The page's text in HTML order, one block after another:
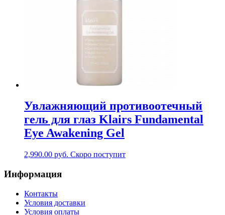
Увлажняющий противоотечный
гель для глаз Klairs Fundamental
Eye Awakening Gel
2,990.00 руб. Скоро поступит
Информация
Контакты
Условия доставки
Условия оплаты